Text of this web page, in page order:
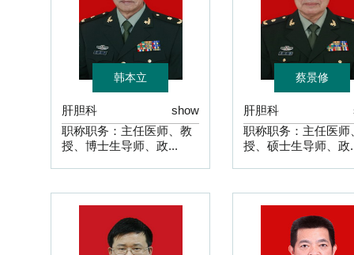
韩本立
肝胆科
show
职称职务：主任医师、教
授、博士生导师、政...
蔡景修
肝胆科
职称职务：主任医师
授、硕士生导师、政